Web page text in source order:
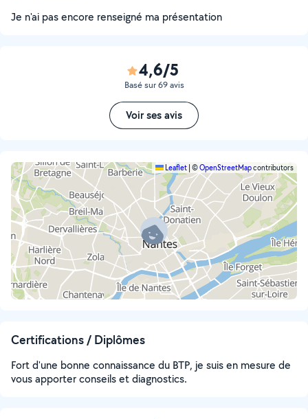
Je n'ai pas encore renseigné ma présentation
4,6/5
Basé sur 69 avis
Voir ses avis
Leaflet ©OpenStreetMapcontributors
Certifications / Diplômes
Fort d'une bonne connaissance du BTP, je suis en mesure de
vous apporter conseils et diagnostics.